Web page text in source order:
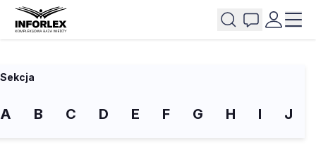
Sekcja
A B C D E F G H I J